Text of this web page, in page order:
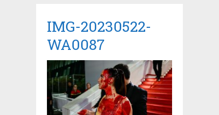
IMG-20230522-
WA0087